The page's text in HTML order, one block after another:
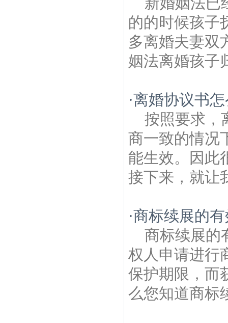
的的时候孩子
多离婚夫妻双
姻法离婚孩子
·离婚协议书
按照要求，
商一致的情况
能生效。因此
接下来，就让
·商标续展的
商标续展的
权人申请进行
保护期限，而
么您知道商标